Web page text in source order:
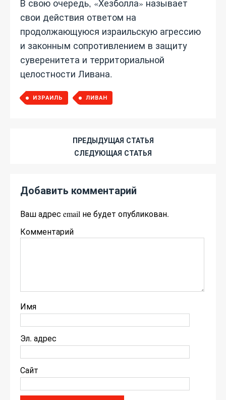
В свою очередь, «Хезболла» называет
свои действия ответом на
продолжающуюся израильскую агрессию
и законным сопротивлением в защиту
суверенитета и территориальной
целостности Ливана.
ИЗРАИЛЬ ЛИВАН
ПРЕДЫДУЩАЯ СТАТЬЯ
СЛЕДУЮЩАЯ СТАТЬЯ
Добавить комментарий
Ваш адрес email не будет опубликован.
Комментарий
Имя
Эл. адрес
Сайт